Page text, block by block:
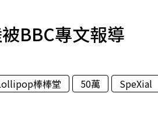
運勢
梅酒
BBC專文報導
棒棒堂 50萬
SpeXial